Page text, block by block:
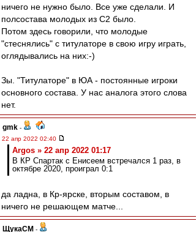
ничего не нужно было. Все уже сделали. И
полсостава молодых из С2 было.
Потом здесь говорили, что молодые
"стеснялись" с титулаторе в свою игру играть,
оглядывались на них:-)
Зы. "Титулаторе" в ЮА - постоянные игроки
основного состава. У нас аналога этого слова
нет.
gmk -
22 апр 2022 02:40
Argos » 22 апр 2022 01:17
В КР Спартак с Енисеем встречался 1 раз, в
октябре 2020, проиграл 0:1
да ладна, в Кр-ярске, вторым составом, в
ничего не решающем матче...
ЩукаСМ -